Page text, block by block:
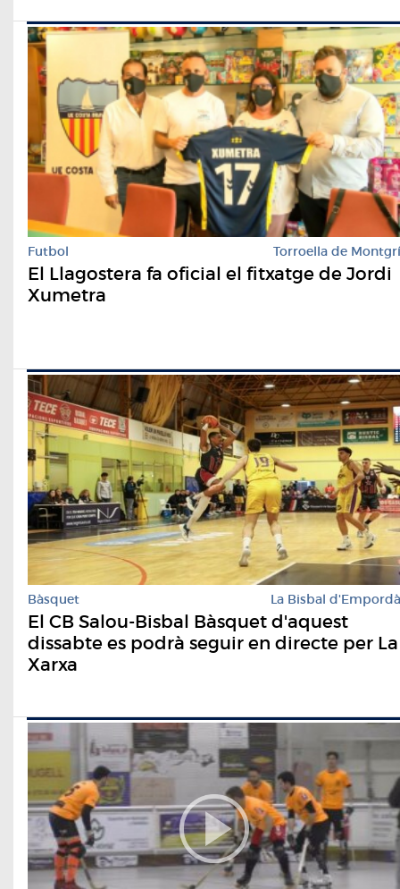
Futbol Torroella de Montgrí
El Llagostera fa oficial el fitxatge de Jordi
Xumetra
Bàsquet La Bisbal d'Empordà
El CB Salou-Bisbal Bàsquet d'aquest
dissabte es podrà seguir en directe per La
Xarxa